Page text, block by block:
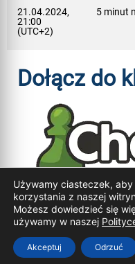
21.04.2024,
21:00
(UTC+2)
5 minut
Dołącz do
©
Używamy ciasteczek,
korzystania z naszej
Możesz dowiedzieć się
używamy w naszej
Akceptuj Odrzuć